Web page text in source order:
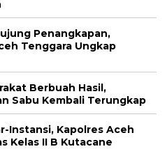
Penangkapan,
Tenggara Ungkap
Berbuah Hasil,
Sabu Kembali Terungkap
Instansi, Kapolres Aceh
Kelas II B Kutacane